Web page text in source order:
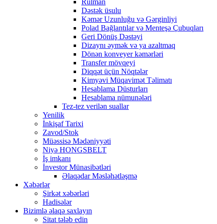
Rulman
Dəstək üsulu
Kəmər Uzunluğu və Gərginliyi
Polad Bağlantılar və Menteşə Çubuqları
Geri Dönüş Dəstəyi
Dizaynı əymək və ya azaltmaq
Dönən konveyer kəmərləri
Transfer mövqeyi
Diqqət üçün Nöqtələr
Kimyəvi Müqavimət Təlimatı
Hesablama Düsturları
Hesablama nümunələri
Tez-tez verilən suallar
Yenilik
İnkişaf Tarixi
Zavod/Stok
Müəssisə Mədəniyyəti
Niyə HONGSBELT
İş imkanı
İnvestor Münasibətləri
Əlaqədar Məsləhətləşmə
Xəbərlər
Şirkət xəbərləri
Hadisələr
Bizimlə əlaqə saxlayın
Sitat tələb edin